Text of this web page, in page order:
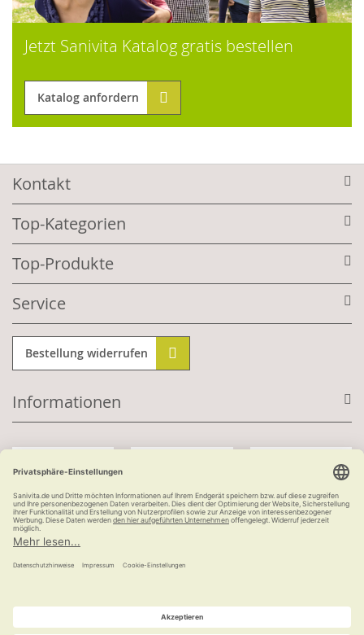
Jetzt Sanivita Katalog gratis bestellen
Katalog anfordern
Kontakt
Top-Kategorien
Top-Produkte
Service
Bestellung widerrufen
Informationen
Kauf auf Rechnung
versandkostenfrei